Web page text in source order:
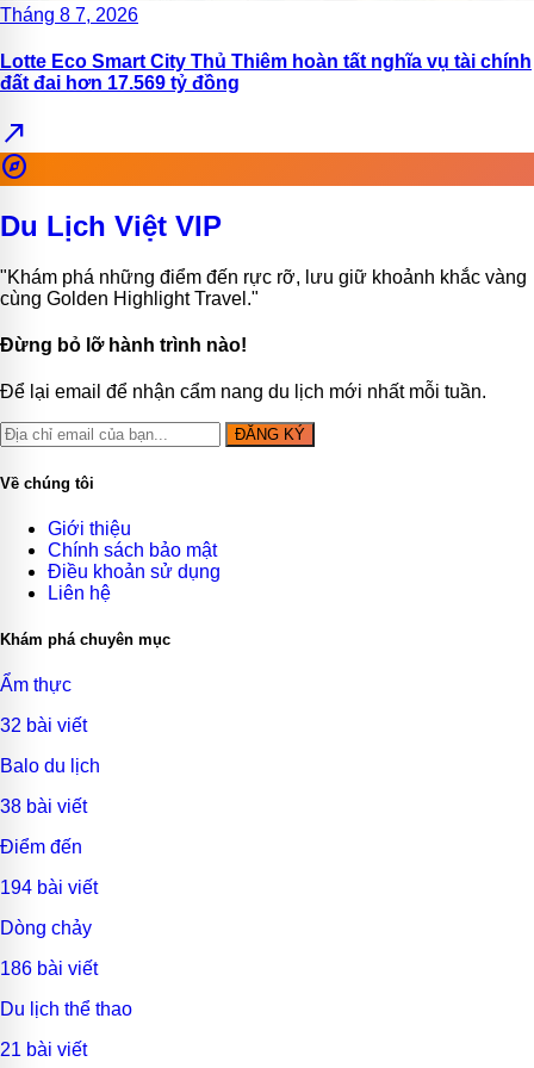
Tháng 8 7, 2026
Lotte Eco Smart City Thủ Thiêm hoàn tất nghĩa vụ tài chính
đất đai hơn 17.569 tỷ đồng
north_east
explore
Du Lịch Việt VIP
"Khám phá những điểm đến rực rỡ, lưu giữ khoảnh khắc vàng
cùng Golden Highlight Travel."
Đừng bỏ lỡ hành trình nào!
Để lại email để nhận cẩm nang du lịch mới nhất mỗi tuần.
ĐĂNG KÝ
Về chúng tôi
Giới thiệu
Chính sách bảo mật
Điều khoản sử dụng
Liên hệ
Khám phá chuyên mục
Ẩm thực
32 bài viết
Balo du lịch
38 bài viết
Điểm đến
194 bài viết
Dòng chảy
186 bài viết
Du lịch thể thao
21 bài viết